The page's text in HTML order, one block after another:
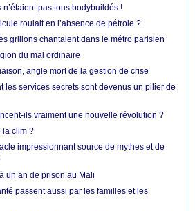
n’étaient pas tous bodybuildés !
roulait en l’absence de pétrole ?
grillons chantaient dans le métro parisien
du mal ordinaire
angle mort de la gestion de crise
les services secrets sont devenus un pilier de
ils vraiment une nouvelle révolution ?
la clim ?
impressionnant source de mythes et de
un an de prison au Mali
passent aussi par les familles et les